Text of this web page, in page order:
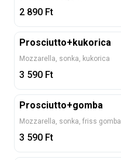
2 890 Ft
Prosciutto+kukorica
Mozzarella, sonka, kukorica
3 590 Ft
Prosciutto+gomba
Mozzarella, sonka, friss gomba
3 590 Ft